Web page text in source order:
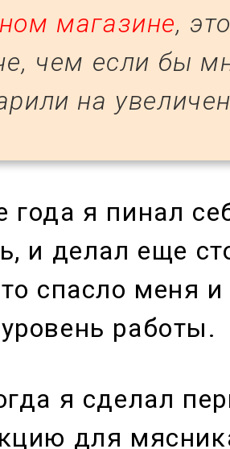
магазине,
чем если бы
на
года я пинал
и делал еще
спасло меня
работы.
я сделал
для